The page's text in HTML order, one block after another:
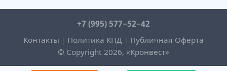
© Copyright 2026, «Кронвест»
+7 (995) 577−52−42
Контакты
Политика КПД Публичная Оферта